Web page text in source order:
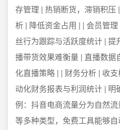
存管理 | 热销断货，滞销积压
析 | 降低资金占用 | | 会员管
丝行为跟踪与活跃度统计 | 提
播带货效果难衡量 | 直播数据
化直播策略 | | 财务分析 | 收
动化财务报表与利润统计 |
例：抖音电商流量分为自然
等多种类型，免费工具能够自